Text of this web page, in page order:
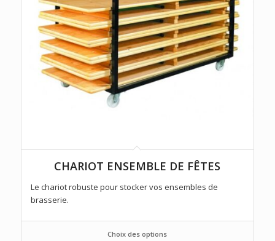
CHARIOT ENSEMBLE DE FÊTES
Le chariot robuste pour stocker vos ensembles de
brasserie.
Choix des options